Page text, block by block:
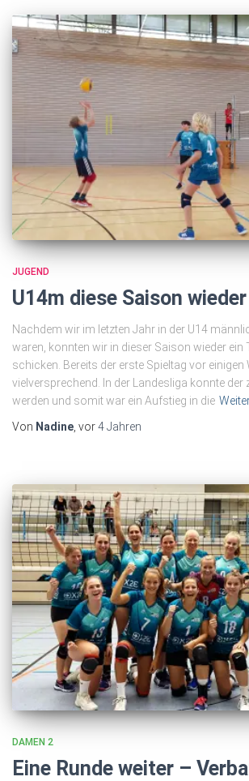
JUGEND
U14m diese Saison
Nachdem wir im letzten Jahr in der U14
waren, konnten wir in dieser Saison wieder ein
schicken. Bereits der erste Spieltag vor
vielversprechend. In der Landesliga konnte der
werden und somit war ein Aufstieg in die
Von Nadine, vor4 Jahren
DAMEN 2
Eine Runde weiter –